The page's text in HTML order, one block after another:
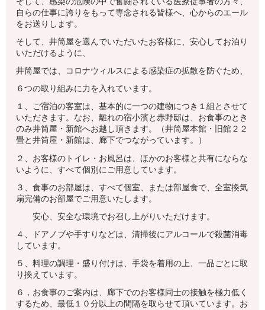
自らの仕事に誇りをもって専念される皆様へ、心からのエール
をお送りします。
そして、井筒屋を選んでいただいたお客様に、安心してお泊り
いただけるように、
井筒屋では、コロナウィルスによる感染症の拡散を防ぐため、
６つの取り組みに力を入れています。
１、ご宿泊の客室は、基本的に一つの建物につき１組とさせて
いただきます。なお、離れの宿小濱と赤野邸は、お食事のとき
のみ井筒屋・新館へお越し頂きます。（井筒屋本館・旧館２２
畳と井筒屋・新館は、廊下でつながっています。）
２、お客様のトイレ・お風呂は、ほかのお客様と共有にならな
いように、すべて個別にご用意しています。
３、食事のお部屋は、すべて個室、または部屋食で、全室換気
扇完備のお部屋でご用意いたします。
安心、安全な環境でお召し上がりいただけます。
４、ドアノブや手すりなどは、清掃後にアルコールで殺菌消毒
しています。
５、料理の調理・盛り付けは、手袋を着用の上、一品ごとに取
り換えています。
６，お食事のご案内は、廊下でのお客様同士の接触を極力低く
するため、最低１０分以上の間隔を取らせて頂いています。お